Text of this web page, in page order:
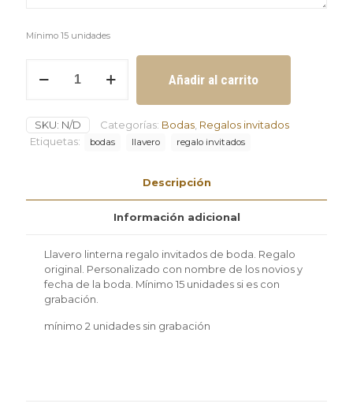
Mínimo 15 unidades
linterna
de
boda
cantidad
Añadir al carrito
SKU: N/D Categorías: Bodas Regalos invitados
Etiquetas:
bodas llavero regalo invitados
Descripción
Información adicional
Llavero linterna regalo invitados de boda. Regalo
original. Personalizado con nombre de los novios y
fecha de la boda. Mínimo 15 unidades si es con
grabación.
mínimo 2 unidades sin grabación